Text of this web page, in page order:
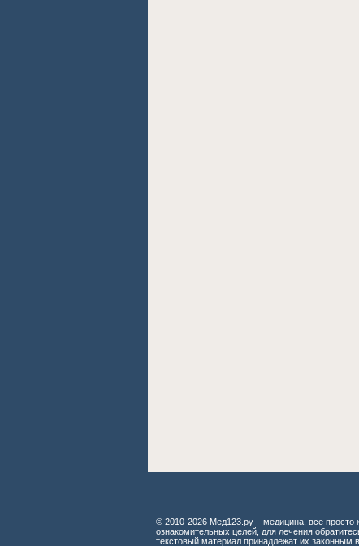
© 2010-2026 Мед123.ру – медицина, все просто
ознакомительных целей, для лечения
текстовый материал принадлежат их законным